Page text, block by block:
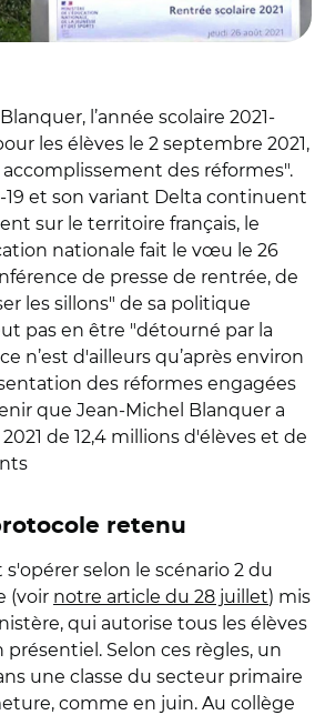
l’année scolaire 2021-
les élèves le 2 septembre 2021,
des réformes".
19 et son variant Delta continuent
sur le territoire français, le
nationale fait le vœu le 26
de presse de rentrée, de
les sillons" de sa politique
pas en être "détourné par la
n’est d'ailleurs qu’après environ
des réformes engagées
que Jean-Michel Blanquer a
de 12,4 millions d'élèves et de
retenu
selon le scénario 2 du
(voir notre article du 28 juillet) mis
qui autorise tous les élèves
présentiel. Selon ces règles, un
une classe du secteur primaire
comme en juin. Au collège